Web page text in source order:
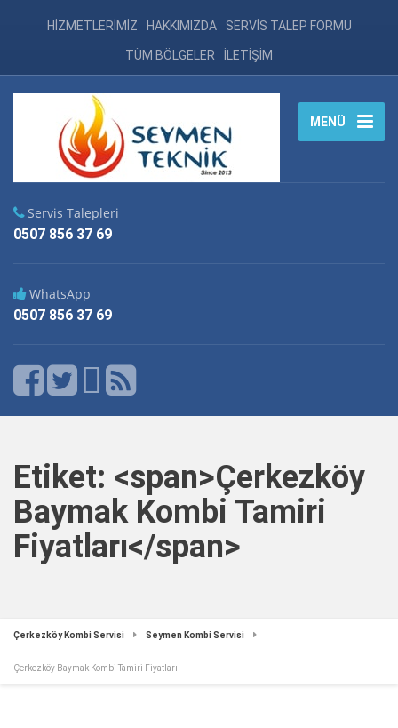
HİZMETLERİMİZ HAKKIMIZDA SERVİS TALEP FORMU
TÜM BÖLGELER İLETİŞİM
MENÜ
Servis Talepleri
0507 856 37 69
WhatsApp
0507 856 37 69
Etiket: <span>Çerkezköy
Baymak Kombi Tamiri
Fiyatları</span>
Çerkezköy Kombi Servisi Seymen Kombi Servisi
Çerkezköy Baymak Kombi Tamiri Fiyatları